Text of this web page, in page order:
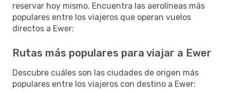
reservar hoy mismo. Encuentra las aerolíneas más
populares entre los viajeros que operan vuelos
directos a Ewer:
Rutas más populares para viajar a Ewer
Descubre cuáles son las ciudades de origen más
populares entre los viajeros con destino a Ewer: